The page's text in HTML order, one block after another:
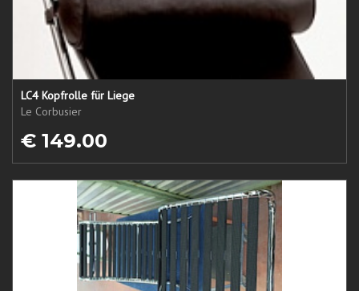
LC4 Kopfrolle für Liege
Le Corbusier
€ 149.00